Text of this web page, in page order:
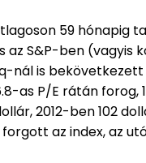
59 hónapig
az S&P-ben (vagyis
nál is
as P/E rátán forog,
2012-ben 102
az index, az